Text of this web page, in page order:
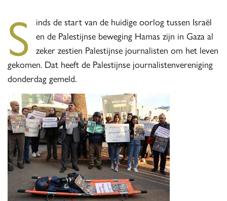
S
inds de start van de huidige oorlog tussen Israël
en de Palestijnse beweging Hamas zijn in Gaza al
zeker zestien Palestijnse journalisten om het leven
gekomen. Dat heeft de Palestijnse journalistenvereniging
donderdag gemeld.